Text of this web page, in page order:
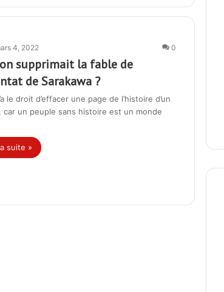
4, 2022 0
supprimait la fable de
de Sarakawa ?
le droit d’effacer une page de l’histoire d’un
car un peuple sans histoire est un monde
suite »